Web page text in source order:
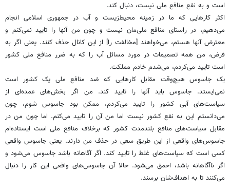
است و به نفع منافع ملی نیست، دنبال کند.
اکثر کارهایی که ما در زمینه محیط‌زیست و آب در جمهوری اسلامی انجام
می‌دهیم، در راستای منافع ملی‌مان نیست و چون من آنها را تایید نمی‌کنم و
معترض آنها هستم، می‌خواهند [مخالفت را] از این کانال حذف کنند. یعنی اگر به
‌فرض، من همه تصمیمات در مورد مسائل آب را که به ضرر منافع ملی کشور
است تایید می‌کردم، می‌شدم خادم مملکت.
یک جاسوس هیچ‌وقت مقابل کارهایی که ضد منافع ملی یک کشور است
نمی‌ایستد. جاسوس باید آنها را تایید کند. من اگر بخش‌های عمده‌ای از
سیاست‌های آبی کشور را تایید می‌کردم، ممکن بود جاسوس شوم، چون
می‌دانستم این به نفع کشور نیست اما من آن را تایید می‌کنم. اما چون من در
مقابل سیاست‌های منافع بلندمدت کشور که برخلاف منافع ملی است ایستاده‌ام
جاسوس‌های واقعی از این طریق سعی در حذف من دارند. یعنی جاسوس واقعی
کسی است که سیاست‌های غلط را تایید کند. اگر آگاهانه باشد جاسوس می‌شود و
اگر ناآگاهانه باشد، احمق می‌شود. حالا آن جاسوس‌های واقعی این کار را دنبال
می‌کنند تا به اهداف‌شان برسند.